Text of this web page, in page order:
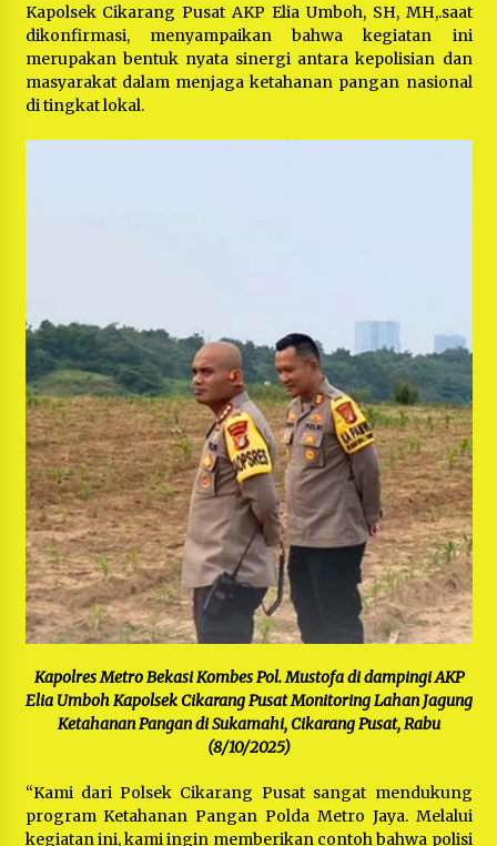
Kapolsek Cikarang Pusat AKP Elia Umboh, SH, MH,.saat
dikonfirmasi, menyampaikan bahwa kegiatan ini
merupakan bentuk nyata sinergi antara kepolisian dan
masyarakat dalam menjaga ketahanan pangan nasional
di tingkat lokal.
Kapolres Metro Bekasi Kombes Pol. Mustofa di dampingi AKP
Elia Umboh Kapolsek Cikarang Pusat Monitoring Lahan Jagung
Ketahanan Pangan di Sukamahi, Cikarang Pusat, Rabu
(8/10/2025)
“Kami dari Polsek Cikarang Pusat sangat mendukung
program Ketahanan Pangan Polda Metro Jaya. Melalui
kegiatan ini, kami ingin memberikan contoh bahwa polisi